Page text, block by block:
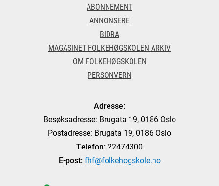
ABONNEMENT
ANNONSERE
BIDRA
MAGASINET FOLKEHØGSKOLEN ARKIV
OM FOLKEHØGSKOLEN
PERSONVERN
Adresse:
Besøksadresse: Brugata 19, 0186 Oslo
Postadresse: Brugata 19, 0186 Oslo
Telefon: 22474300
E-post: fhf@folkehogskole.no